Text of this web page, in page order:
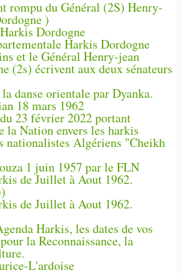
rompu du Général (2S) Henry-
)
Dordogne
Harkis Dordogne
et le Général Henry-jean
(2s) écrivent aux deux sénateurs
danse orientale par Dyanka.
18 mars 1962
23 février 2022 portant
la Nation envers les harkis
nationalistes Algériens "Cheikh
1 juin 1957 par le FLN
de Juillet à Aout 1962.
de Juillet à Aout 1962.
Harkis, les dates de vos
la Reconnaissance, la
L'ardoise